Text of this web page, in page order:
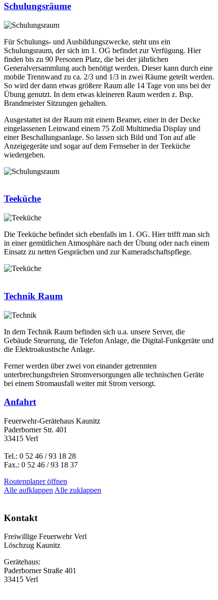
Schulungsräume
Für Schulungs- und Ausbildungszwecke, steht uns ein
Schulungsraum, der sich im 1. OG befindet zur Verfügung. Hier
finden bis zu 90 Personen Platz, die bei der jährlichen
Generalversammlung auch benötigt werden. Dieser kann durch eine
mobile Trennwand zu ca. 2/3 und 1/3 in zwei Räume geteilt werden.
So wird der dann etwas größere Raum alle 14 Tage von uns bei der
Übung genutzt. In dem etwas kleineren Raum werden z. Bsp.
Brandmeister Sitzungen gehalten.
Ausgestattet ist der Raum mit einem Beamer, einer in der Decke
eingelassenen Leinwand einem 75 Zoll Multimedia Display und
einer Beschallungsanlage. So lassen sich Bild und Ton auf alle
Anzeigegeräte und sogar auf dem Fernseher in der Teeküche
wiedergeben.
Teeküche
Die Teeküche befindet sich ebenfalls im 1. OG. Hier trifft man sich
in einer gemütlichen Atmosphäre nach der Übung oder nach einem
Einsatz zu netten Gesprächen und zur Kameradschaftspflege.
Technik Raum
In dem Technik Raum befinden sich u.a. unsere Server, die
Gebäude Steuerung, die Telefon Anlage, die Digital-Funkgeräte und
die Elektroakustische Anlage.
Ferner werden über zwei von einander getrennten
unterbrechungsfreien Stromversorgungen alle technischen Geräte
bei einem Stromausfall weiter mit Strom versorgt.
Anfahrt
Feuerwehr-Gerätehaus Kaunitz
Paderborner Str. 401
33415 Verl
Tel.: 0 52 46 / 93 18 28
Fax.: 0 52 46 / 93 18 37
Routenplaner öffnen
Alle aufklappen Alle zuklappen
Kontakt
Freiwillige Feuerwehr Verl
Löschzug Kaunitz
Gerätehaus:
Paderborner Straße 401
33415 Verl